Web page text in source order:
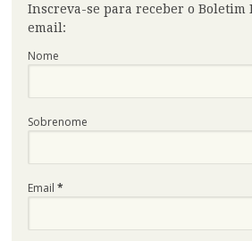
Inscreva-se para receber o
email:
Nome
Sobrenome
Email *